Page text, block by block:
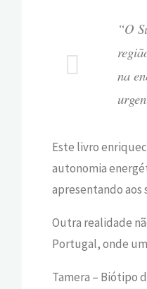
“O
na
Este livro
autonomia
apresentandoaos
Outra realidade
Portugal,onde
Tamera – Biótipo